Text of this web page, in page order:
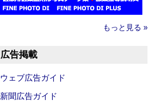
もっと見る »
広告掲載
ウェブ広告ガイド
新聞広告ガイド